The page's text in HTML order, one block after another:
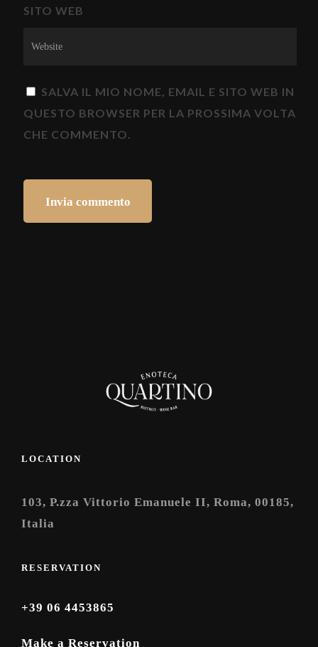
SITO WEB
SALVA IL MIO NOME, EMAIL E SITO WEB IN
QUESTO BROWSER PER LA PROSSIMA VOLTA
CHE COMMENTO.
LOCATION
103, P.zza Vittorio Emanuele II, Roma, 00185,
Italia
RESERVATION
+39 06 4453865
Make a Reservation